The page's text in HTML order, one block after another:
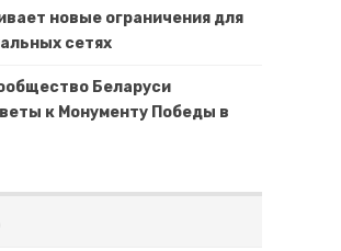
новые ограничения для
сетях
Беларуси
к Монументу Победы в